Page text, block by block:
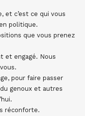
et c’est ce qui vous
politique.
que vous prenez
et engagé. Nous
pour faire passer
genoux et autres
réconforte.